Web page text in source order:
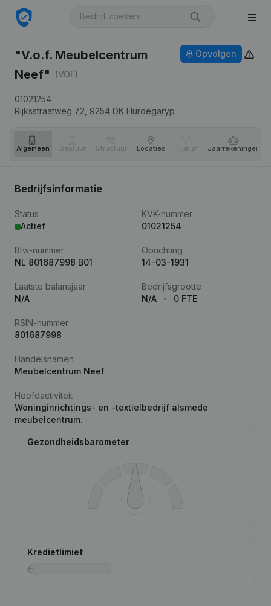
"V.o.f. Meubelcentrum
Neef"
(VOF)
01021254
Rijksstraatweg 72, 9254 DK Hurdegaryp
Opvolgen
Algemeen Bestuur Structuur Locaties Tijdlijn Jaar­rekeningen
Bedrijfsinformatie
Status
Actief
KVK-nummer
01021254
Btw-nummer
NL 801687998 B01
Oprichting
14-03-1931
Laatste balansjaar
N/A
Bedrijfsgrootte
N/A
0 FTE
RSIN-nummer
801687998
Handelsnamen
Meubelcentrum Neef
Hoofdactiviteit
Woninginrichtings- en -textielbedrijf alsmede
meubelcentrum.
Gezondheidsbarometer
Kredietlimiet